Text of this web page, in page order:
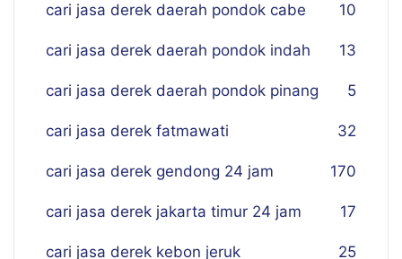
cari jasa derek daerah pondok cabe 10
cari jasa derek daerah pondok indah 13
cari jasa derek daerah pondok pinang 5
cari jasa derek fatmawati 32
cari jasa derek gendong 24 jam 170
cari jasa derek jakarta timur 24 jam 17
cari jasa derek kebon jeruk 25